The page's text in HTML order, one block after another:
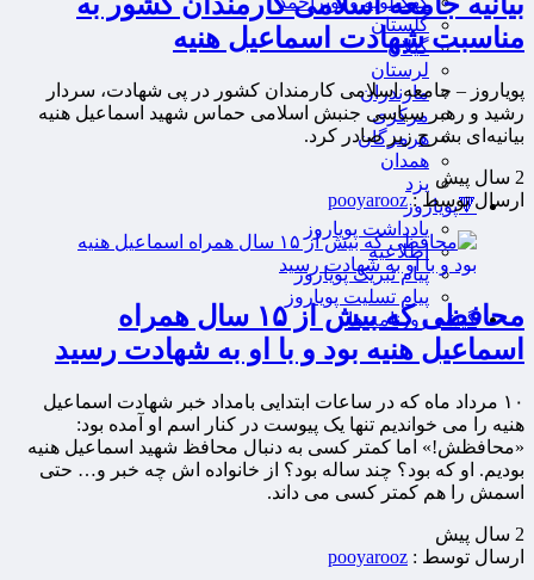
گلستان
گیلان
لرستان
مازندران
مرکزی
هرمزگان
همدان
یزد
🔻پویاروز
یادداشت پویاروز
اطلاعیه
پیام تبریک پویاروز
پیام تسلیت پویاروز
گیشه روزنامه ها
مناسبت شهادت اسماعیل هنیه
پویاروز – جامعه اسلامی کارمندان کشور در پی شهادت، سردار
رشید و رهبر سیاسی جنبش اسلامی حماس شهید اسماعیل هنیه
بیانیه‌ای بشرح زیر صادر کرد.
2 سال پيش
ارسال توسط :pooyarooz
محافظی که بیش از ۱۵ سال همراه
اسماعیل هنیه بود و با او به شهادت رسید
۱۰ مرداد ماه که در ساعات ابتدایی بامداد خبر شهادت اسماعیل
هنیه را می خواندیم تنها یک پیوست در کنار اسم او آمده بود:
«محافظش!» اما کمتر کسی به دنبال محافظ شهید اسماعیل هنیه
بودیم. او که بود؟ چند ساله بود؟ از خانواده اش چه خبر و… حتی
اسمش را هم کمتر کسی می داند.
2 سال پيش
ارسال توسط : pooyarooz